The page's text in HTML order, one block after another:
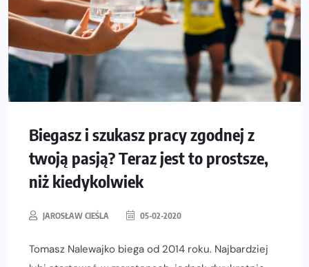
Biegasz i szukasz pracy zgodnej z
twoją pasją? Teraz jest to prostsze,
niż kiedykolwiek
JAROSŁAW CIEŚLA 05-02-2020
Tomasz Nalewajko biega od 2014 roku. Najbardziej